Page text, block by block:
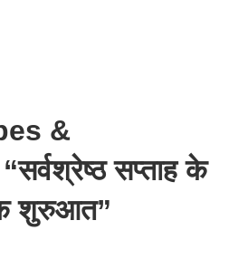
&
सप्ताह के
शुरुआत”